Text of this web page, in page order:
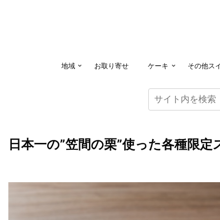
地域 お取り寄せ ケーキ その他ス
日本一の”笠間の栗”使った各種限